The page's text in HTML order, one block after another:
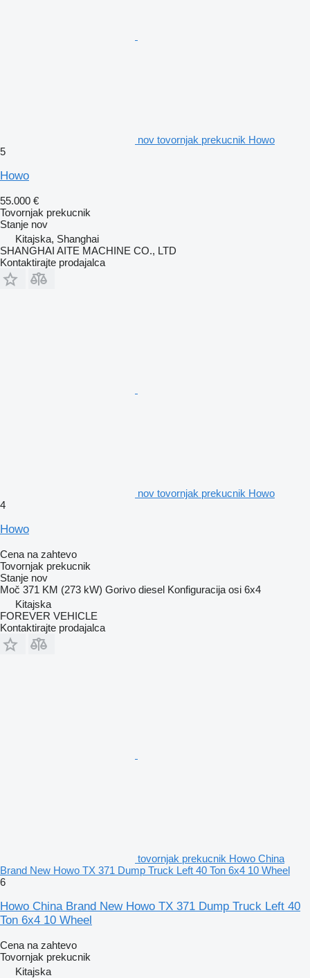
nov tovornjak prekucnik Howo
5
Howo
55.000 €
Tovornjak prekucnik
Stanje nov
Kitajska, Shanghai
SHANGHAI AITE MACHINE CO., LTD
Kontaktirajte prodajalca
nov tovornjak prekucnik Howo
4
Howo
Cena na zahtevo
Tovornjak prekucnik
Stanje nov
Moč 371 KM (273 kW) Gorivo diesel Konfiguracija osi 6x4
Kitajska
FOREVER VEHICLE
Kontaktirajte prodajalca
tovornjak prekucnik Howo China
Brand New Howo TX 371 Dump Truck Left 40 Ton 6x4 10 Wheel
6
Howo China Brand New Howo TX 371 Dump Truck Left 40
Ton 6x4 10 Wheel
Cena na zahtevo
Tovornjak prekucnik
Kitajska